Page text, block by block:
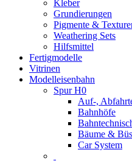
Kleber
Grundierungen
Pigmente &
Weathering Sets
Hilfsmittel
Fertigmodelle
Vitrinen
Modelleisenbahn
Spur H0
Auf-,
Bahnhöfe
Bäume &
Car System